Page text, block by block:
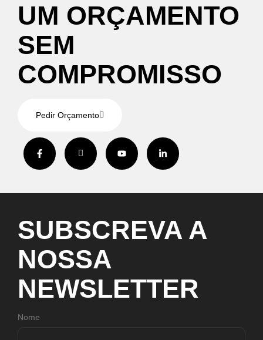
UM ORÇAMENTO
SEM
COMPROMISSO
Pedir Orçamento
SUBSCREVA A
NOSSA
NEWSLETTER
Nome